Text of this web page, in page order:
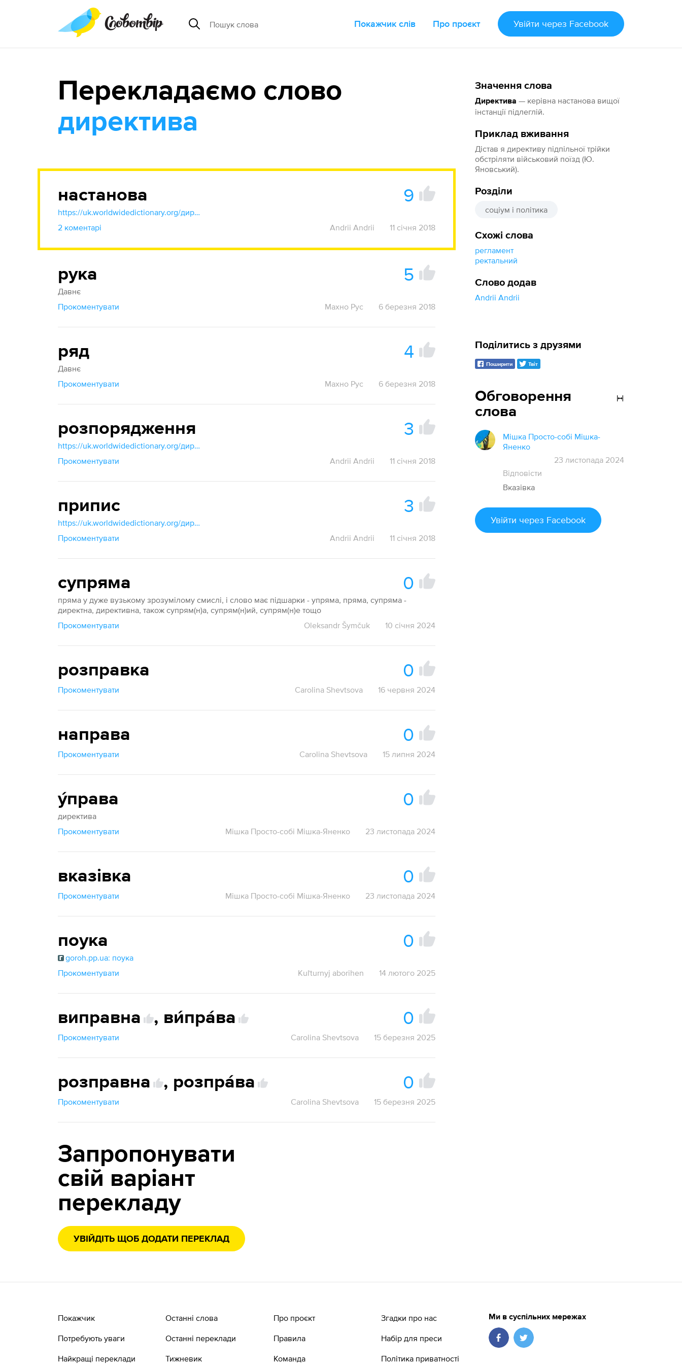
Покажчик слів Про проєкт Увійти через Facebook
Значення слова
Директива — керівна настанова вищої
інстанції підлеглій.
Приклад вживання
Дістав я директиву підпільної трійки
обстріляти військовий поїзд (Ю.
Яновський).
Розділи
соціум і політика
Схожі слова
регламент
ректальний
Слово додав
Andrii Andrii
Перекладаємо слово
директива
настанова 9
https://uk.worldwidedictionary.org/директива
2 коментарі
Andrii Andrii 11 січня 2018
рука 5
Давнє
Прокоментувати
Махно Рус 6 березня 2018
ряд 4
Давнє
Прокоментувати
Махно Рус 6 березня 2018
розпорядження 3
https://uk.worldwidedictionary.org/директива
Прокоментувати
Andrii Andrii 11 січня 2018
припис 3
https://uk.worldwidedictionary.org/директива
Прокоментувати
Andrii Andrii 11 січня 2018
супряма 0
пряма у дуже вузькому зрозумілому смислі, і слово має підшарки - упряма, пряма, супряма -
директна, директивна, також супрям(н)а, супрям(н)ий, супрям(н)е тощо
Прокоментувати
Oleksandr Šymčuk 10 січня 2024
розправка 0
Прокоментувати Carolina Shevtsova 16 червня 2024
направа 0
Прокоментувати Carolina Shevtsova 15 липня 2024
у́права 0
директива
Прокоментувати
Мішка Просто-собі Мішка-Яненко 23 листопада 2024
вказівка 0
Прокоментувати Мішка Просто-собі Мішка-Яненко 23 листопада 2024
поука 0
goroh.pp.ua: поука
Прокоментувати
Kuľturnyj aborihen 14 лютого 2025
виправна , ви́пра́ва 0
Прокоментувати Carolina Shevtsova 15 березня 2025
розправна , розпра́ва 0
Прокоментувати Carolina Shevtsova 15 березня 2025
Запропонувати
свій варіант
перекладу
УВІЙДІТЬ ЩОБ ДОДАТИ ПЕРЕКЛАД
Обговорення
слова
Мішка Просто-собі Мішка-
Яненко
23 листопада 2024
Відповісти
Вказівка
Увійти через Facebook
Поділитись з друзями
Поширити Твіт
Покажчик
Потребують уваги
Найкращі переклади
Останні слова
Останні переклади
Тижневик
Про проєкт
Правила
Команда
Згадки про нас
Набір для преси
Політика приватності
Ми в суспільних мережах